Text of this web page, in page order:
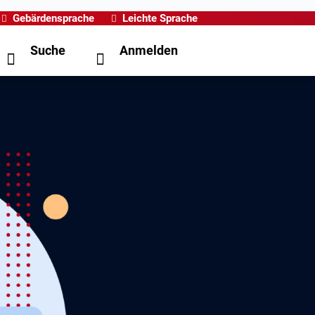
Gebärdensprache Leichte Sprache
Suche Anmelden